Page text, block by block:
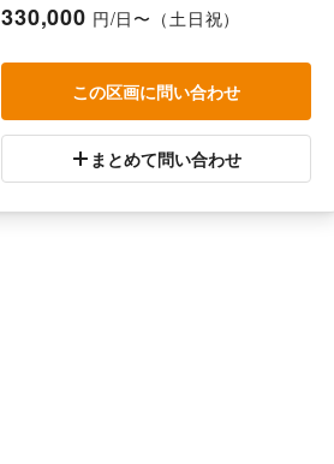
330,000 円/日〜（土日祝）
この区画に問い合わせ
まとめて問い合わせ